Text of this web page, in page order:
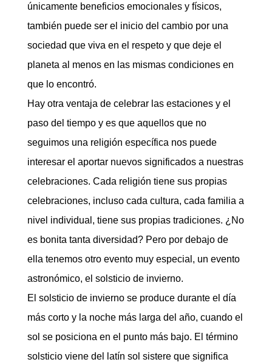
únicamente beneficios emocionales y físicos,
también puede ser el inicio del cambio por una
sociedad que viva en el respeto y que deje el
planeta al menos en las mismas condiciones en
que lo encontró.
Hay otra ventaja de celebrar las estaciones y el
paso del tiempo y es que aquellos que no
seguimos una religión específica nos puede
interesar el aportar nuevos significados a nuestras
celebraciones. Cada religión tiene sus propias
celebraciones, incluso cada cultura, cada familia a
nivel individual, tiene sus propias tradiciones. ¿No
es bonita tanta diversidad? Pero por debajo de
ella tenemos otro evento muy especial, un evento
astronómico, el solsticio de invierno.
El solsticio de invierno se produce durante el día
más corto y la noche más larga del año, cuando el
sol se posiciona en el punto más bajo. El término
solsticio viene del latín sol sistere que significa